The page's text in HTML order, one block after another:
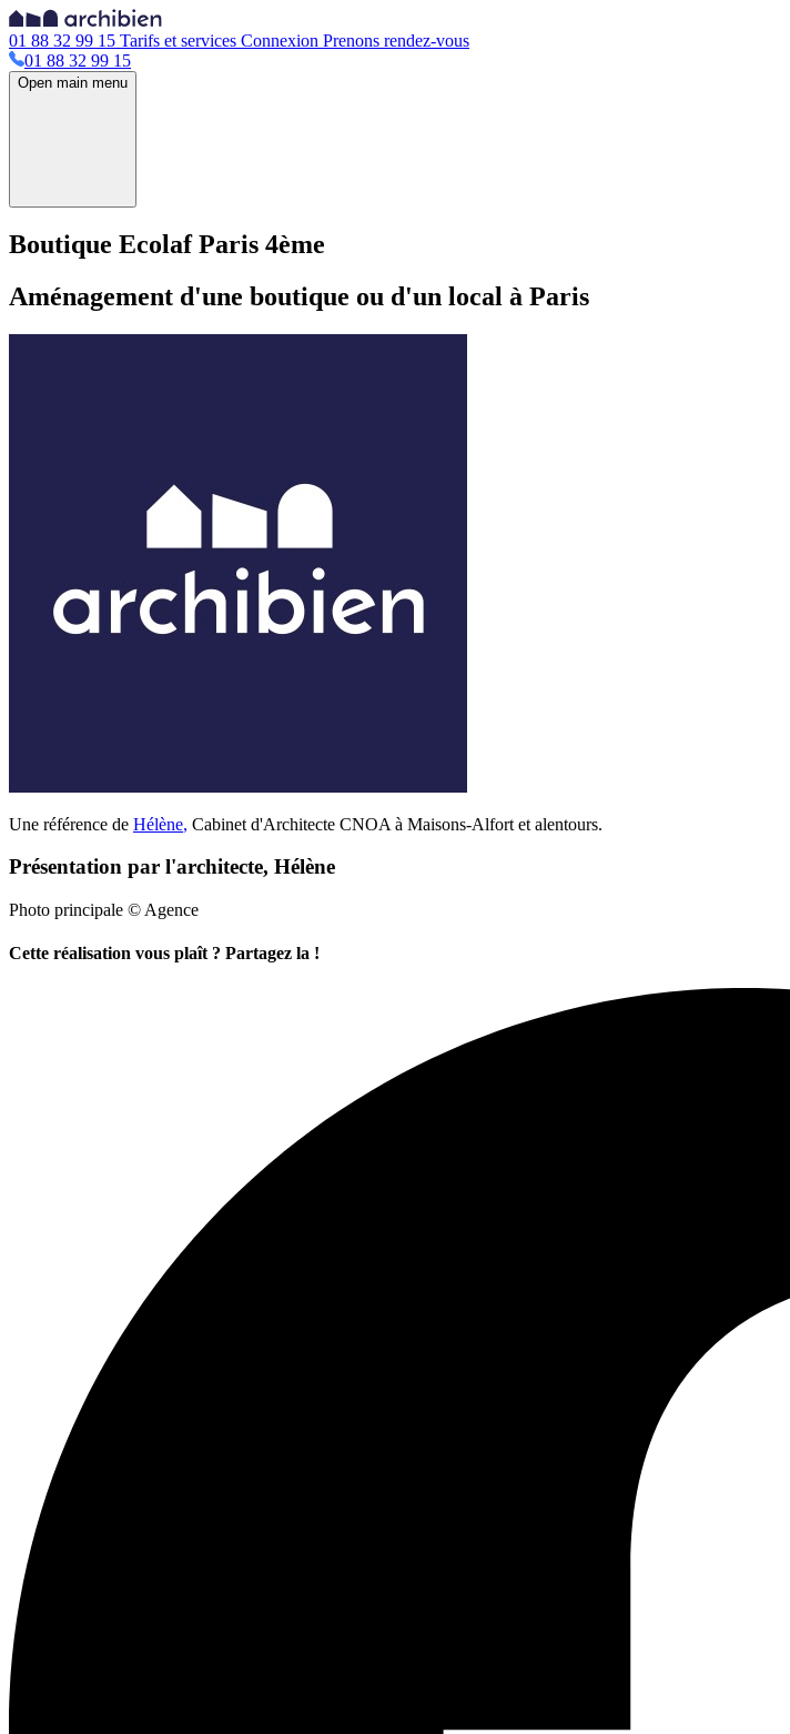
01 88 32 99 15 Tarifs et services Connexion Prenons rendez-vous
01 88 32 99 15
Open main menu
Boutique Ecolaf Paris 4ème
Aménagement d'une boutique ou d'un local à Paris
Une référence de Hélène, Cabinet d'Architecte CNOA à Maisons-Alfort et alentours.
Présentation par l'architecte, Hélène
Photo principale © Agence
Cette réalisation vous plaît ? Partagez la !